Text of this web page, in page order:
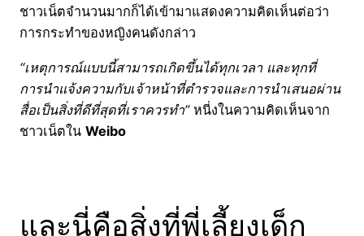
ชาวเน็ตจำนวนมากก็ได้เข้ามาแสดงความคิดเห็นต่อว่า
การกระทำของหญิงคนดังกล่าว
“เหตุการณ์แบบนี้สามารถเกิดขึ้นได้ทุกเวลา และทุกที่
การนำแจ้งความกับเจ้าหน้าที่ตำรวจและการนำเสนอผ่าน
สื่อเป็นสิ่งที่ดีที่สุดที่เราควรทำ” หนี่งในความคิดเห็นจาก
ชาวเน็ตใน Weibo
และนี่คือสิ่งที่พี่เลี้ยงเด็ก